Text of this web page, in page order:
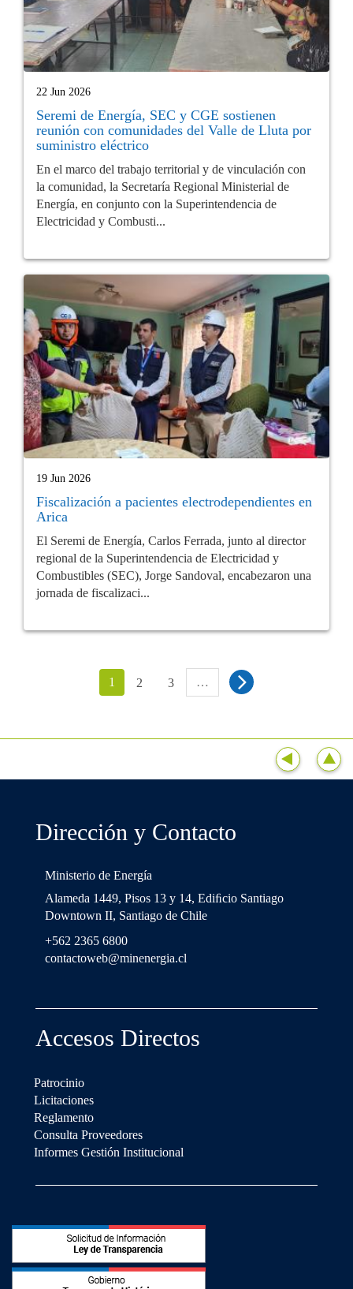
22 Jun 2026
Seremi de Energía, SEC y CGE sostienen
reunión con comunidades del Valle de Lluta por
suministro eléctrico
En el marco del trabajo territorial y de vinculación con
la comunidad, la Secretaría Regional Ministerial de
Energía, en conjunto con la Superintendencia de
Electricidad y Combusti...
19 Jun 2026
Fiscalización a pacientes electrodependientes en
Arica
El Seremi de Energía, Carlos Ferrada, junto al director
regional de la Superintendencia de Electricidad y
Combustibles (SEC), Jorge Sandoval, encabezaron una
jornada de fiscalizaci...
1 2 3 …
Dirección y Contacto
Ministerio de Energía
Alameda 1449, Pisos 13 y 14, Ediﬁcio Santiago
Downtown II, Santiago de Chile
+562 2365 6800
contactoweb@minenergia.cl
Accesos Directos
Patrocinio
Licitaciones
Reglamento
Consulta Proveedores
Informes Gestión Institucional